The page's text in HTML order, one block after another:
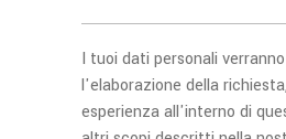
I tuoi dati personali
l'elaborazione della
esperienza all'interno di